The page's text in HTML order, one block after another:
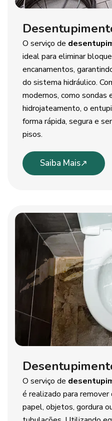
O serviço de
ideal para eliminar
encanamentos,
do sistema hidráulico.
modernos, como sondas
hidrojateamento, o
forma rápida, segura e
pisos.
Saiba Mais
O serviço de
é realizado para
papel, objetos, gordura